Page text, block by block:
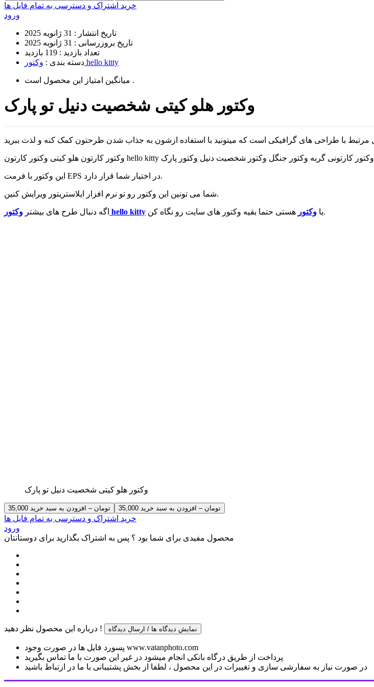
خرید اشتراک و دسترسی به تمام فایل ها
ورود
تاریخ انتشار : 31 ژانویه 2025
تاریخ بروزرسانی : 31 ژانویه 2025
تعداد بازدید : 119 بازدید
دسته بندی : وکتور hello kitty
میانگین امتیاز این محصول است .
وکتور هلو کیتی شخصیت دنیل تو پارک
وکتور کارتون هلو کیتی وکتور کارتون hello kitty وکتور کارتونی گربه وکتور جنگل وکتور شخصیت دنیل وکتور پارک
این وکتور با فرمت EPS در اختیار شما قرار دارد.
شما می تونین این وکتور رو تو نرم افزار ایلاستریتور ویرایش کنین.
اگه دنبال طرح های بیشتر وکتور hello kitty یا وکتور هستی حتما بقیه وکتور های سایت رو نگاه کن.
وکتور هلو کیتی شخصیت دنیل تو پارک
35,000 تومان – افزودن به سبد خرید
خرید اشتراک و دسترسی به تمام فایل ها
ورود
محصول مفیدی برای شما بود ؟ پس به اشتراک بگذارید برای دوستانتان
درباره این محصول نظر دهید ! نمایش دیدگاه ها / ارسال دیدگاه
پسورد فایل ها در صورت وجود www.vatanphoto.com
پرداخت از طریق درگاه بانکی انجام میشود در غیر این صورت با ما تماس بگیرید
در صورت نیاز به سفارشی سازی و تغییرات در این محصول ، لطفا از بخش پشتیبانی با ما در ارتباط باشید